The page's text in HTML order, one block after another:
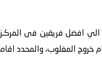
فريقين فى المركـز